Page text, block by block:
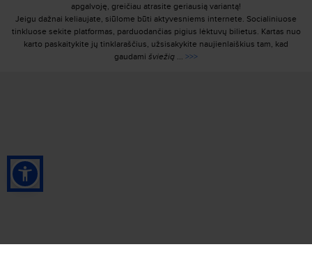
apgalvoję, greičiau atrasite geriausią variantą!
Jeigu dažnai keliaujate, siūlome būti aktyvesniems internete. Socialiniuose
tinkluose sekite platformas, parduodančias pigius lėktuvų bilietus. Kartas nuo
karto paskaitykite jų tinklaraščius, užsisakykite naujienlaiškius tam, kad
gaudami šviežią ... >>>